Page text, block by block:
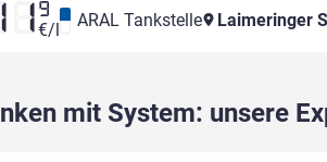
9
€/l ARAL Tankstelle Laimeringer
mit System: unsere